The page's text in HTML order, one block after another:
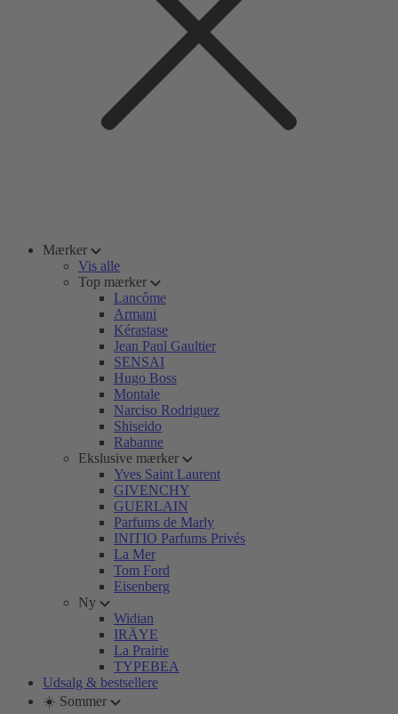
Mærker
Vis alle
Top mærker
Lancôme
Armani
Kérastase
Jean Paul Gaultier
SENSAI
Hugo Boss
Montale
Narciso Rodriguez
Shiseido
Rabanne
Ekslusive mærker
Yves Saint Laurent
GIVENCHY
GUERLAIN
Parfums de Marly
INITIO Parfums Privés
La Mer
Tom Ford
Eisenberg
Ny
Widian
IRÄYE
La Prairie
TYPEBEA
Udsalg & bestsellere
☀️ Sommer